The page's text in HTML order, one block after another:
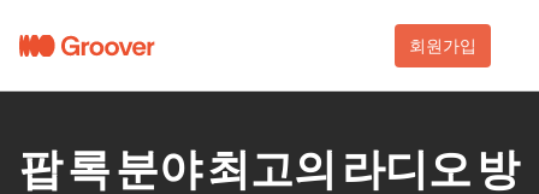
회원가입
팝 록 분야 최고의 라디오 방